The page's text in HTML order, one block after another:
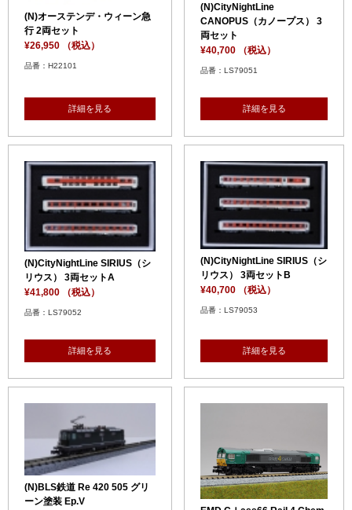
(N)オーステンデ・ウィーン急
行 2両セット
¥26,950 （税込）
品番：H22101
詳細を見る
(N)CityNightLine
CANOPUS（カノープス） 3
両セット
¥40,700 （税込）
品番：LS79051
詳細を見る
(N)CityNightLine SIRIUS（シ
リウス） 3両セットA
¥41,800 （税込）
品番：LS79052
詳細を見る
(N)CityNightLine SIRIUS（シ
リウス） 3両セットB
¥40,700 （税込）
品番：LS79053
詳細を見る
(N)BLS鉄道 Re 420 505 グリ
ーン塗装 Ep.V